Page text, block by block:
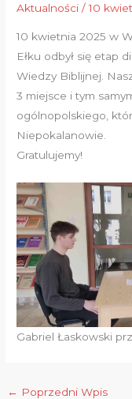
Aktualności /10
10 kwietnia 2025 w
Ełku odbył się etap
Wiedzy Biblijnej.
3 miejsce i tym
ogólnopolskiego,
Niepokalanowie.
Gratulujemy!
Gabriel Łaskowski
← Poprzedni Wpis